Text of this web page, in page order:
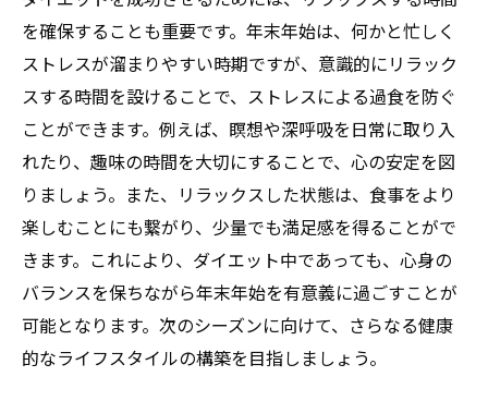
を確保することも重要です。年末年始は、何かと忙しく
ストレスが溜まりやすい時期ですが、意識的にリラック
スする時間を設けることで、ストレスによる過食を防ぐ
ことができます。例えば、瞑想や深呼吸を日常に取り入
れたり、趣味の時間を大切にすることで、心の安定を図
りましょう。また、リラックスした状態は、食事をより
楽しむことにも繋がり、少量でも満足感を得ることがで
きます。これにより、ダイエット中であっても、心身の
バランスを保ちながら年末年始を有意義に過ごすことが
可能となります。次のシーズンに向けて、さらなる健康
的なライフスタイルの構築を目指しましょう。